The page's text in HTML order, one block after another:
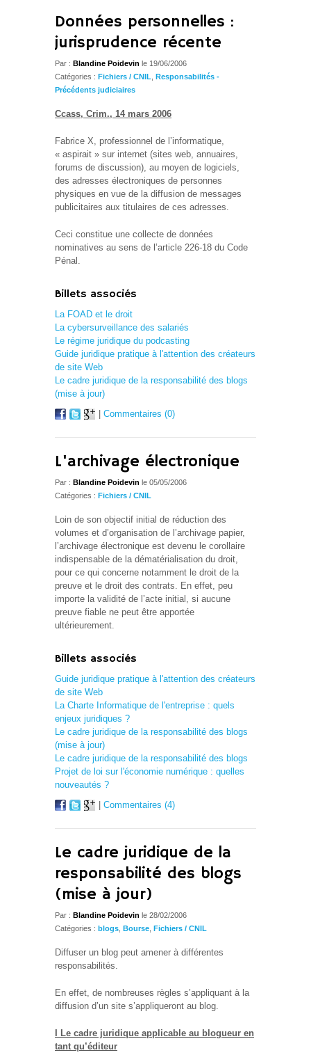
Données personnelles :
jurisprudence récente
Par : Blandine Poidevin le 19/06/2006
Catégories : Fichiers / CNIL Responsabilités -
Précédents judiciaires
Ccass, Crim., 14 mars 2006
Fabrice X, professionnel de l’informatique,
« aspirait » sur internet (sites web, annuaires,
forums de discussion), au moyen de logiciels,
des adresses électroniques de personnes
physiques en vue de la diffusion de messages
publicitaires aux titulaires de ces adresses.
Ceci constitue une collecte de données
nominatives au sens de l’article 226-18 du Code
Pénal.
Billets associés
La FOAD et le droit
La cybersurveillance des salariés
Le régime juridique du podcasting
Guide juridique pratique à l'attention des créateurs
de site Web
Le cadre juridique de la responsabilité des blogs
(mise à jour)
Commentaires (0)
L'archivage électronique
Par : Blandine Poidevin le 05/05/2006
Catégories : Fichiers / CNIL
Loin de son objectif initial de réduction des
volumes et d’organisation de l’archivage papier,
l’archivage électronique est devenu le corollaire
indispensable de la dématérialisation du droit,
pour ce qui concerne notamment le droit de la
preuve et le droit des contrats. En effet, peu
importe la validité de l’acte initial, si aucune
preuve fiable ne peut être apportée
ultérieurement.
Billets associés
Guide juridique pratique à l'attention des créateurs
de site Web
La Charte Informatique de l'entreprise : quels
enjeux juridiques ?
Le cadre juridique de la responsabilité des blogs
(mise à jour)
Le cadre juridique de la responsabilité des blogs
Projet de loi sur l'économie numérique : quelles
nouveautés ?
Commentaires (4)
Le cadre juridique de la
responsabilité des blogs
(mise à jour)
Par : Blandine Poidevin le 28/02/2006
Catégories : blogs Bourse Fichiers / CNIL
Diffuser un blog peut amener à différentes
responsabilités.
En effet, de nombreuses règles s’appliquant à la
diffusion d’un site s’appliqueront au blog.
I Le cadre juridique applicable au blogueur en
tant qu’éditeur